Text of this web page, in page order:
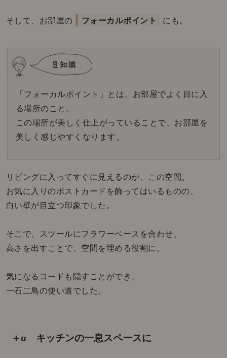
そして、お部屋の フォーカルポイント にも。
「フォーカルポイント」とは、お部屋でよく目に入
る場所のこと。
この場所が美しく仕上がっていることで、お部屋を
美しく感じやすくなります。
リビングに入ってすぐに見えるのが、この空間。
お気に入りのポストカードを飾ってはいるものの、
白い壁が目立つ印象でした。
そこで、スツールにフラワーベースを合わせ、
高さを出すことで、空間を埋める役割に。
気になるコードも隠すことができ、
一石二鳥の使い道でした。
＋α キッチンの一息スペースに